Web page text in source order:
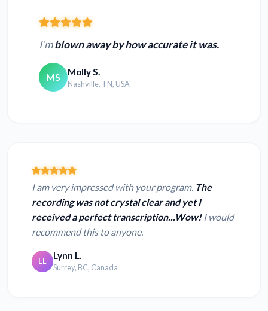
I’mblown away by how accurate it was.
MS Molly S.
Nashville, TN, USA
I am very impressed with your program. The
recording was not crystal clear and yet I
received a perfect transcription...Wow!I would
recommend this to anyone.
LL Lynn L.
Surrey, BC, Canada